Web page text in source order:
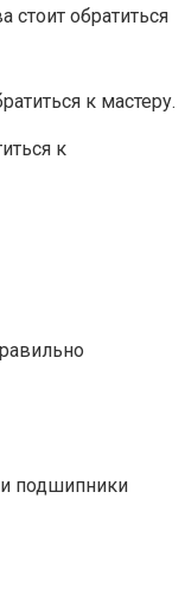
обратиться
к мастеру.
к
подшипники